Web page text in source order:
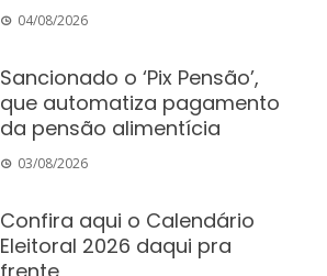
04/08/2026
Sancionado o ‘Pix Pensão’,
que automatiza pagamento
da pensão alimentícia
03/08/2026
Confira aqui o Calendário
Eleitoral 2026 daqui pra